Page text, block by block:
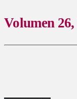
Volumen 26,